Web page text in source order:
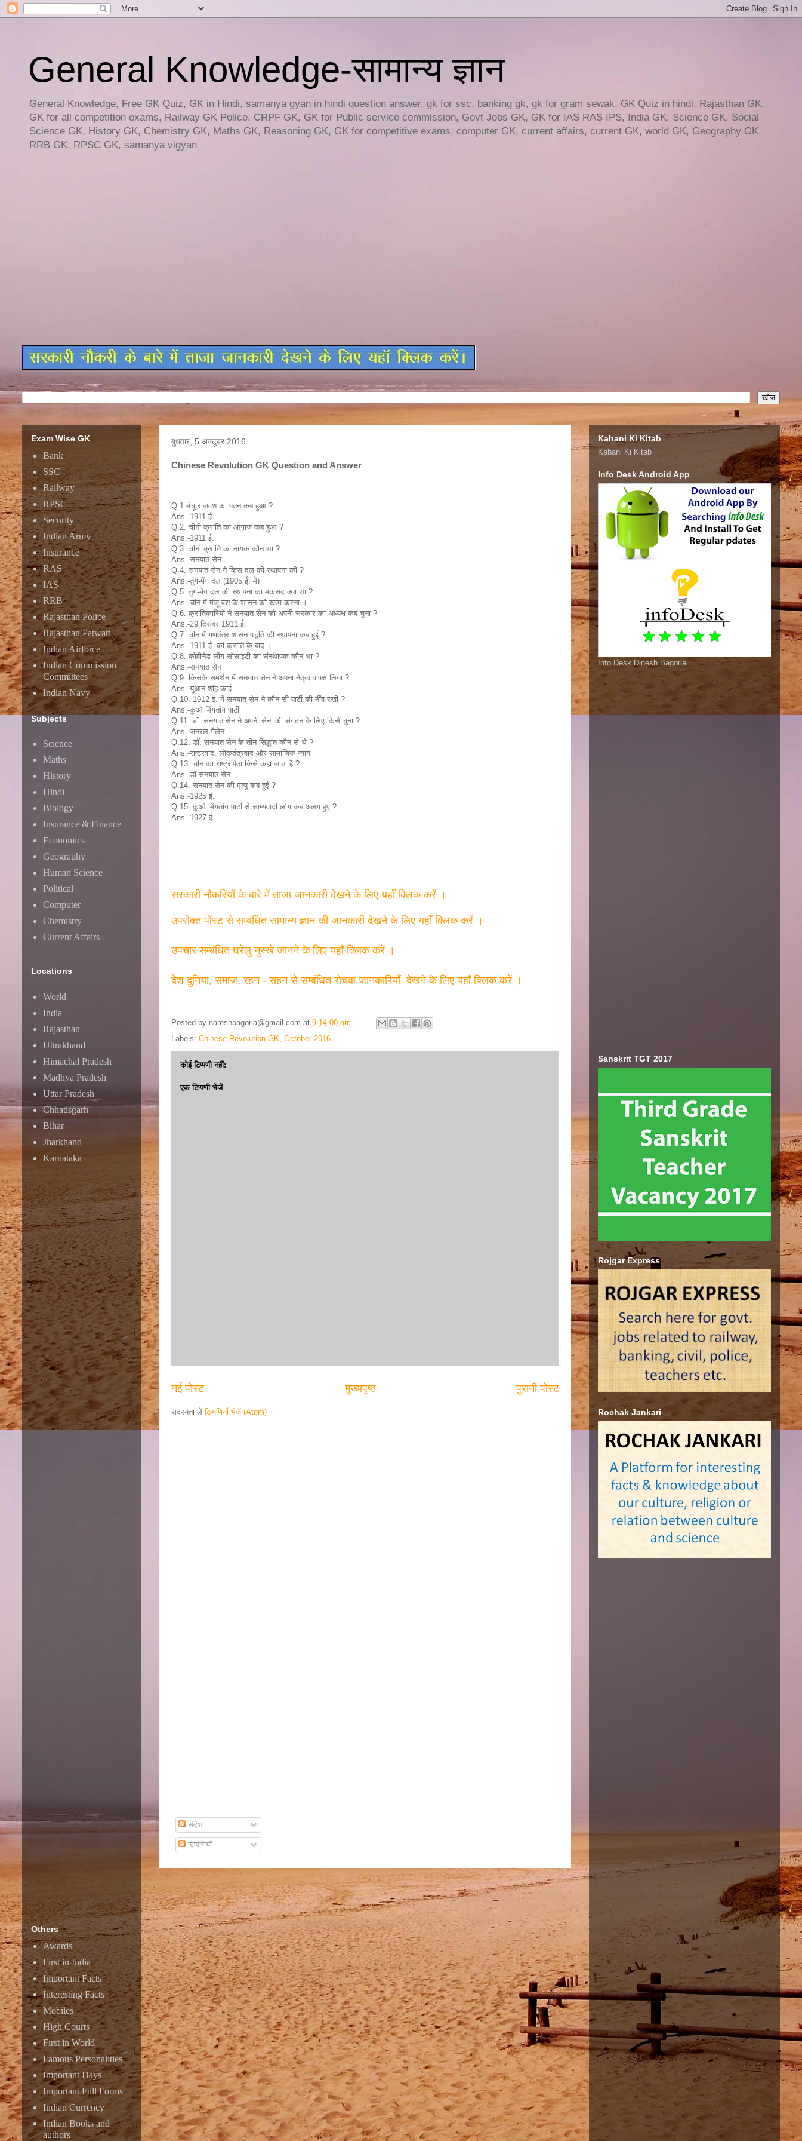
General Knowledge-सामान्य ज्ञान
General Knowledge, Free GK Quiz, GK in Hindi, samanya gyan in hindi question answer, gk for ssc, banking gk, gk for gram sewak, GK Quiz in hindi, Rajasthan GK,
GK for all competition exams, Railway GK Police, CRPF GK, GK for Public service commission, Govt Jobs GK, GK for IAS RAS IPS, India GK, Science GK, Social
Science GK, History GK, Chemistry GK, Maths GK, Reasoning GK, GK for competitive exams, computer GK, current affairs, current GK, world GK, Geography GK,
RRB GK, RPSC GK, samanya vigyan
बुधवार, 5 अक्टूबर 2016
Chinese Revolution GK Question and Answer
Q.1.मंचू राजवंश का पतन कब हुआ ?
Ans.-1911 ई.
Q.2. चीनी क्रांति का आगाज कब हुआ ?
Ans.-1911 ई.
Q.3. चीनी क्रांति का नायक कौन था ?
Ans.-सनयात सेन
Q.4. सनयात सेन ने किस दल की स्थापना की ?
Ans.-तुंग-मेंग दल (1905 ई. में)
Q.5. तुंग-मेंग दल की स्थापना का मकसद क्या था ?
Ans.-चीन में मंजू वंश के शासन को खत्म करना ।
Q.6. क्रांतिकारियों ने सनयात सेन को अपनी सरकार का अध्यक्ष कब चुना ?
Ans.-29 दिसंबर 1911 ई.
Q.7. चीन में गणतंत्र शासन पद्धति की स्थापना कब हुई ?
Ans.-1911 ई. की क्रांति के बाद ।
Q.8. कोवीनेड लीग सोसाइटी का संस्थापक कौन था ?
Ans.-सनयात सेन
Q.9. किसके समर्थन में सनयात सेन ने अपना नेतृत्व वापस लिया ?
Ans.-युआन शीह काई
Q.10. 1912 ई. में सनयात सेन ने कौन सी पार्टी की नींव रखी ?
Ans.-कुओ मिंगतांग पार्टी
Q.11. डॉ. सनयात सेन ने अपनी सेना की संगठन के लिए किसे चुना ?
Ans.-जनरल गैलेन
Q.12. डॉ. सनयात सेन के तीन सिद्धांत कौन से थे ?
Ans.-राष्ट्रवाद, लोकतंत्रवाद और सामाजिक न्याय
Q.13. चीन का राष्ट्रपिता किसे कहा जाता है ?
Ans.-डॉ सनयात सेन
Q.14. सनयात सेन की मृत्यु कब हुई ?
Ans.-1925 ई.
Q.15. कुओ मिंगतांग पार्टी से साम्यवादी लोग कब अलग हुए ?
Ans.-1927 ई.
सरकारी नौकरियों के बारे में ताजा जानकारी देखने के लिए यहाँ क्लिक करें ।
उपरोक्त पोस्ट से सम्बंधित सामान्य ज्ञान की जानकारी देखने के लिए यहाँ क्लिक करें ।
उपचार सम्बंधित घरेलु नुस्खे जानने के लिए यहाँ क्लिक करें ।
देश दुनिया, समाज, रहन - सहन से सम्बंधित रोचक जानकारियाँ देखने के लिए यहाँ क्लिक करें ।
Posted by nareshbagoria@gmail.com at 9:14:00 am
Labels: Chinese Revolution GK, October 2016
कोई टिप्पणी नहीं:
एक टिप्पणी भेजें
नई पोस्ट पुरानी पोस्ट
मुख्यपृष्ठ
सदस्यता लेंटिप्पणियाँ भेजें (Atom)
संदेश
टिप्पणियाँ
Exam Wise GK
Bank
SSC
Railway
RPSC
Security
Indian Army
Insurance
RAS
IAS
RRB
Rajasthan Police
Rajasthan Patwari
Indian Airforce
Indian Commission
Committees
Indian Navy
Subjects
Science
Maths
History
Hindi
Biology
Insurance & Finance
Economics
Geography
Human Science
Political
Computer
Chemistry
Current Affairs
Locations
World
India
Rajasthan
Uttrakhand
Himachal Pradesh
Madhya Pradesh
Uttar Pradesh
Chhatisgarh
Bihar
Jharkhand
Karnataka
Others
Awards
First in India
Important Facts
Interesting Facts
Mobiles
High Courts
First in World
Famous Personalities
Important Days
Important Full Forms
Indian Currency
Indian Books and
authors
Kahani Ki Kitab
Kahani Ki Kitab
Info Desk Android App
Info Desk Dinesh Bagoria
Sanskrit TGT 2017
Rojgar Express
Rochak Jankari